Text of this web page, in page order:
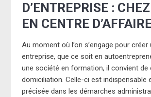
D’ENTREPRISE :
EN CENTRE
Au moment où l’on s’engage pour créer
entreprise, que ce soit en
une société en formation, il convient de
domiciliation. Celle-ci est indispensable
précisée dans les démarches